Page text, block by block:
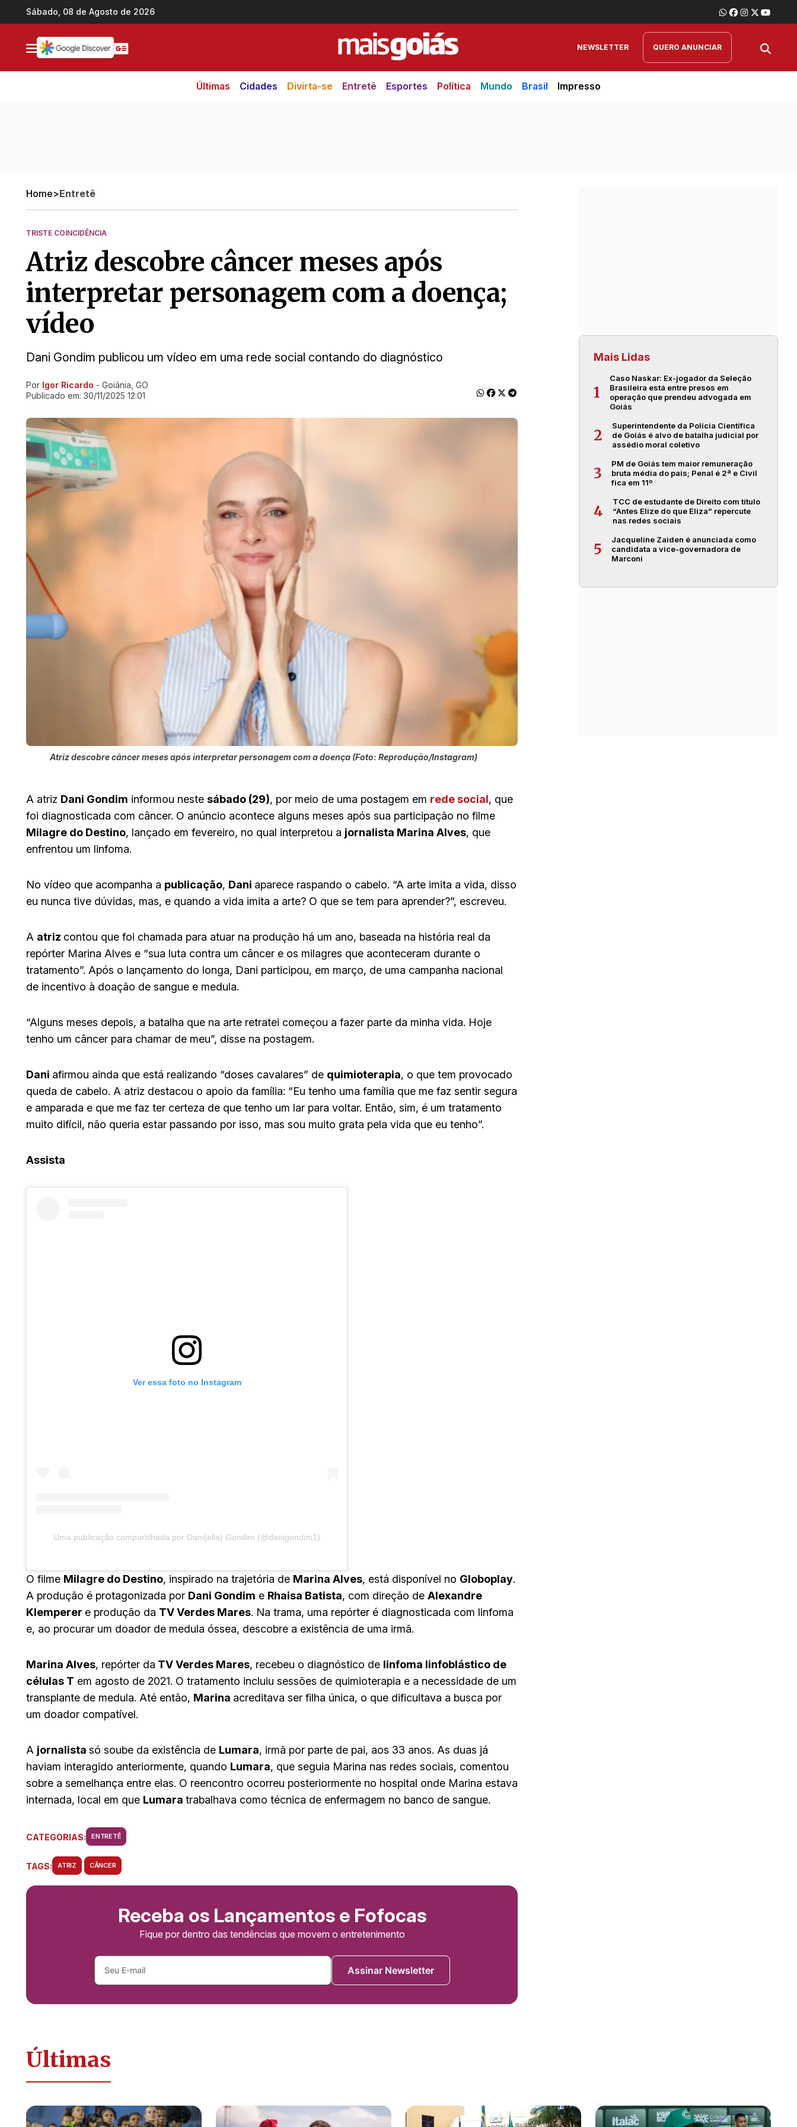
Ir direto pro conteúdo
Sábado, 08 de Agosto de 2026
NEWSLETTER QUERO ANUNCIAR
Últimas Cidades Divirta-se Entretê Esportes Política Mundo Brasil Impresso
Home>Entretê
TRISTE COINCIDÊNCIA
Atriz descobre câncer meses após
interpretar personagem com a doença;
vídeo
Dani Gondim publicou um vídeo em uma rede social contando do diagnóstico
Ir direto pra matéria
Por Igor Ricardo - Goiânia, GO
Publicado em: 30/11/2025 12:01
Atriz descobre câncer meses após interpretar personagem com a doença (Foto: Reprodução/Instagram)
A atriz Dani Gondim informou neste sábado (29), por meio de uma postagem em rede social, que
foi diagnosticada com câncer. O anúncio acontece alguns meses após sua participação no filme
Milagre do Destino, lançado em fevereiro, no qual interpretou a jornalista Marina Alves, que
enfrentou um linfoma.
No vídeo que acompanha a publicação, Dani aparece raspando o cabelo. “A arte imita a vida, disso
eu nunca tive dúvidas, mas, e quando a vida imita a arte? O que se tem para aprender?”, escreveu.
A atriz contou que foi chamada para atuar na produção há um ano, baseada na história real da
repórter Marina Alves e “sua luta contra um câncer e os milagres que aconteceram durante o
tratamento”. Após o lançamento do longa, Dani participou, em março, de uma campanha nacional
de incentivo à doação de sangue e medula.
“Alguns meses depois, a batalha que na arte retratei começou a fazer parte da minha vida. Hoje
tenho um câncer para chamar de meu”, disse na postagem.
Dani afirmou ainda que está realizando “doses cavalares” de quimioterapia, o que tem provocado
queda de cabelo. A atriz destacou o apoio da família: “Eu tenho uma família que me faz sentir segura
e amparada e que me faz ter certeza de que tenho um lar para voltar. Então, sim, é um tratamento
muito difícil, não queria estar passando por isso, mas sou muito grata pela vida que eu tenho”.
Assista
Ver essa foto no Instagram
Uma publicação compartilhada por Dani(ella) Gondim (@danigondim1)
O filme Milagre do Destino, inspirado na trajetória de Marina Alves, está disponível no Globoplay.
A produção é protagonizada por Dani Gondim e Rhaisa Batista, com direção de Alexandre
Klemperer e produção da TV Verdes Mares. Na trama, uma repórter é diagnosticada com linfoma
e, ao procurar um doador de medula óssea, descobre a existência de uma irmã.
Marina Alves, repórter da TV Verdes Mares, recebeu o diagnóstico de linfoma linfoblástico de
células T em agosto de 2021. O tratamento incluiu sessões de quimioterapia e a necessidade de um
transplante de medula. Até então, Marina acreditava ser filha única, o que dificultava a busca por
um doador compatível.
A jornalista só soube da existência de Lumara, irmã por parte de pai, aos 33 anos. As duas já
haviam interagido anteriormente, quando Lumara, que seguia Marina nas redes sociais, comentou
sobre a semelhança entre elas. O reencontro ocorreu posteriormente no hospital onde Marina estava
internada, local em que Lumara trabalhava como técnica de enfermagem no banco de sangue.
CATEGORIAS: ENTRETÊ
TAGS: ATRIZ CÂNCER
Receba os Lançamentos e Fofocas
Fique por dentro das tendências que movem o entretenimento
Assinar Newsletter
Mais Lidas
1
Caso Naskar: Ex-jogador da Seleção
Brasileira está entre presos em
operação que prendeu advogada em
Goiás
2
Superintendente da Polícia Científica
de Goiás é alvo de batalha judicial por
assédio moral coletivo
3
PM de Goiás tem maior remuneração
bruta média do país; Penal é 2ª e Civil
fica em 11º
4
TCC de estudante de Direito com título
“Antes Elize do que Eliza” repercute
nas redes sociais
5
Jacqueline Zaiden é anunciada como
candidata a vice-governadora de
Marconi
Últimas